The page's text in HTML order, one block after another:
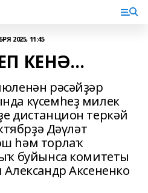
2025, 11:45
КЕНӘ…
рәсәйҙәр
күсемһеҙ милек
дистанцион теркәй
Дәүләт
һәм торлаҡ
буйынса комитеты
Аксененко